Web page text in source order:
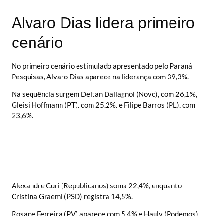
Alvaro Dias lidera primeiro
cenário
No primeiro cenário estimulado apresentado pelo Paraná
Pesquisas, Alvaro Dias aparece na liderança com 39,3%.
Na sequência surgem Deltan Dallagnol (Novo), com 26,1%,
Gleisi Hoffmann (PT), com 25,2%, e Filipe Barros (PL), com
23,6%.
Alexandre Curi (Republicanos) soma 22,4%, enquanto
Cristina Graeml (PSD) registra 14,5%.
Rosane Ferreira (PV) aparece com 5,4% e Hauly (Podemos)